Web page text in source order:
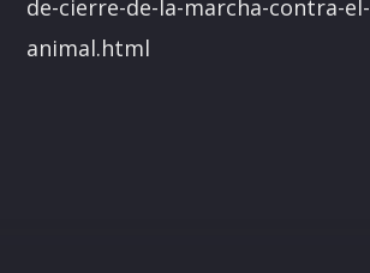
de-cierre-de-la-marcha-contra-
animal.html